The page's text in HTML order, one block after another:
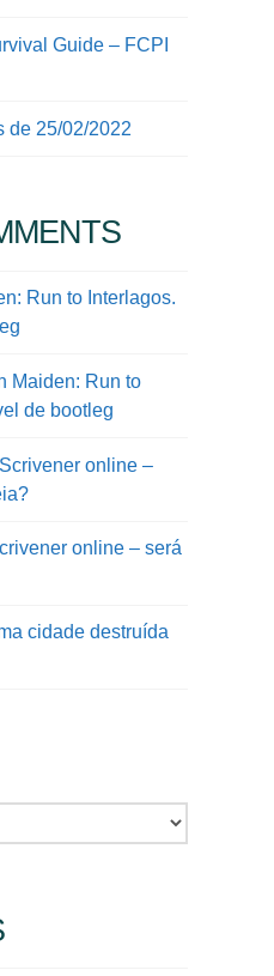
Guide – FCPI
de 25/02/2022
Run to Interlagos.
Maiden: Run to
de bootleg
online –
online – será
cidade destruída